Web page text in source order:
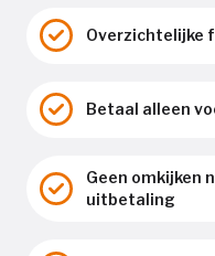
Overzichtelijke
Betaal alleen
Geen omkijken
uitbetaling